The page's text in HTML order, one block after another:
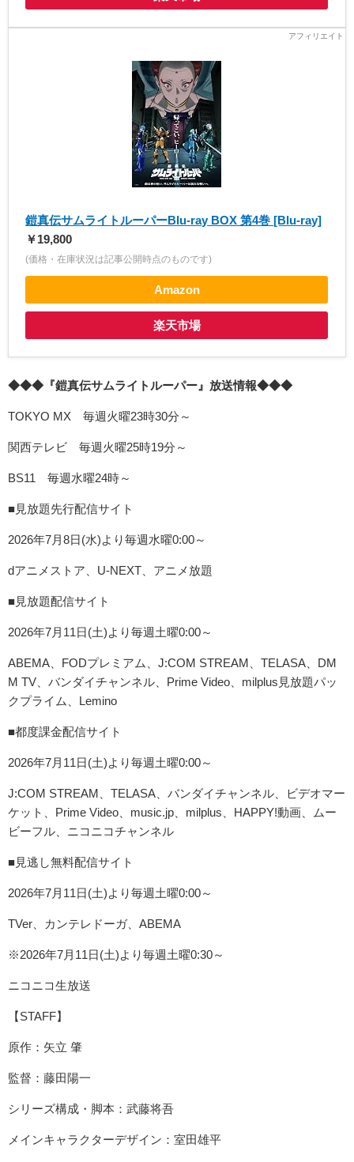
鎧真伝サムライトルーパーBlu-ray BOX 第4巻 [Blu-ray]
￥19,800
(価格・在庫状況は記事公開時点のものです)
Amazon
楽天市場
◆◆◆『鎧真伝サムライトルーパー』放送情報◆◆◆
TOKYO MX 毎週火曜23時30分～
関西テレビ 毎週火曜25時19分～
BS11 毎週水曜24時～
■見放題先行配信サイト
2026年7月8日(水)より毎週水曜0:00～
dアニメストア、U-NEXT、アニメ放題
■見放題配信サイト
2026年7月11日(土)より毎週土曜0:00～
ABEMA、FODプレミアム、J:COM STREAM、TELASA、DM
M TV、バンダイチャンネル、Prime Video、milplus見放題パッ
クプライム、Lemino
■都度課金配信サイト
2026年7月11日(土)より毎週土曜0:00～
J:COM STREAM、TELASA、バンダイチャンネル、ビデオマー
ケット、Prime Video、music.jp、milplus、HAPPY!動画、ムー
ビーフル、ニコニコチャンネル
■見逃し無料配信サイト
2026年7月11日(土)より毎週土曜0:00～
TVer、カンテレドーガ、ABEMA
※2026年7月11日(土)より毎週土曜0:30～
ニコニコ生放送
【STAFF】
原作：矢立 肇
監督：藤田陽一
シリーズ構成・脚本：武藤将吾
メインキャラクターデザイン：室田雄平